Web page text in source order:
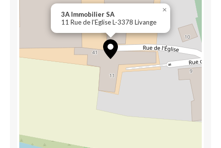
3A Immobilier SA
11 Rue de l'Eglise L-3378 Livange
×